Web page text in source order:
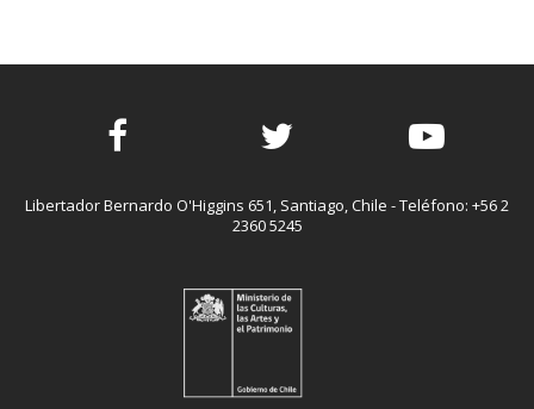
Libertador Bernardo O'Higgins 651, Santiago, Chile - Teléfono: +56 2
2360 5245